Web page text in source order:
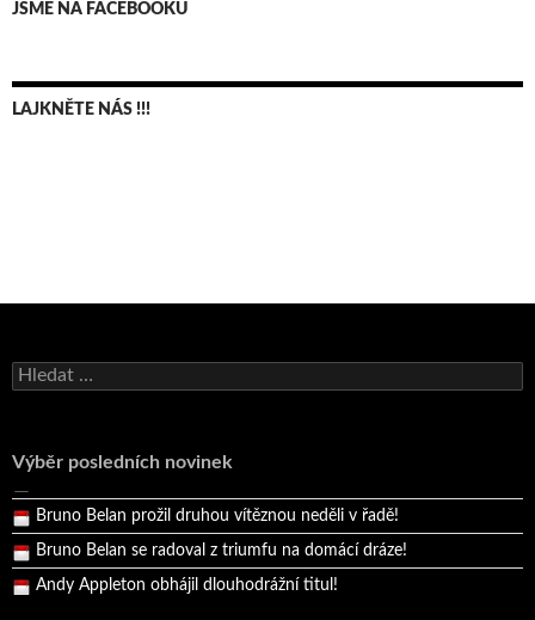
JSME NA FACEBOOKU
LAJKNĚTE NÁS !!!
Vyhledávání
Výběr posledních novinek
Bruno Belan se radoval z triumfu na domácí dráze!
Pražský přebor neskrblil překvapeními!
Bruno Belan prožil druhou vítěznou neděli v řadě!
Bruno Belan se radoval z triumfu na domácí dráze!
Andy Appleton obhájil dlouhodrážní titul!